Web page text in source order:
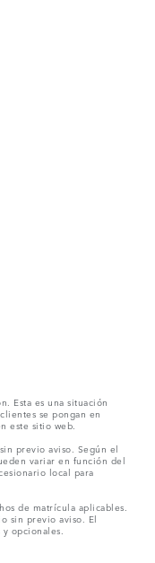
Esta es una situación
se pongan en
este sitio web.
previo aviso. Según el
variar en función del
local para
de matrícula aplicables.
sin previo aviso. El
opcionales.